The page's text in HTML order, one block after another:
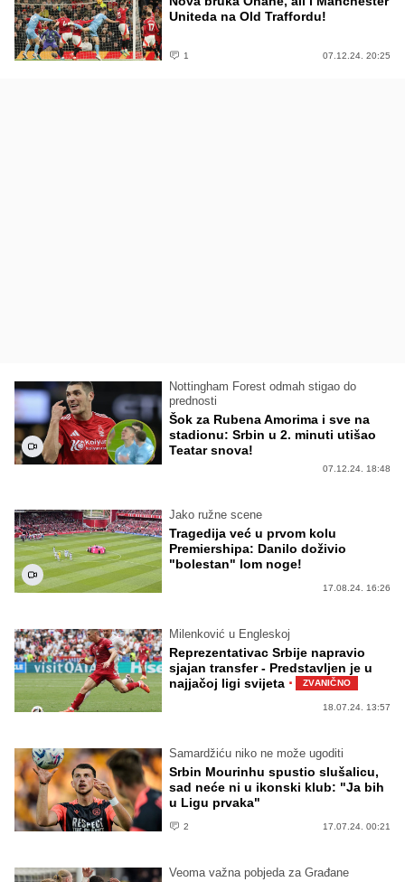
Uniteda na Old Traffordu!
1 07.12.24. 20:25
Nottingham Forest odmah stigao do
prednosti
Šok za Rubena Amorima i sve na
stadionu: Srbin u 2. minuti utišao
Teatar snova!
07.12.24. 18:48
Jako ružne scene
Tragedija već u prvom kolu
Premiershipa: Danilo doživio
"bolestan" lom noge!
17.08.24. 16:26
Milenković u Engleskoj
Reprezentativac Srbije napravio
sjajan transfer - Predstavljen je u
najjačoj ligi svijeta · ZVANIČNO
18.07.24. 13:57
Samardžiću niko ne može ugoditi
Srbin Mourinhu spustio slušalicu,
sad neće ni u ikonski klub: "Ja bih
u Ligu prvaka"
2 17.07.24. 00:21
Veoma važna pobjeda za Građane